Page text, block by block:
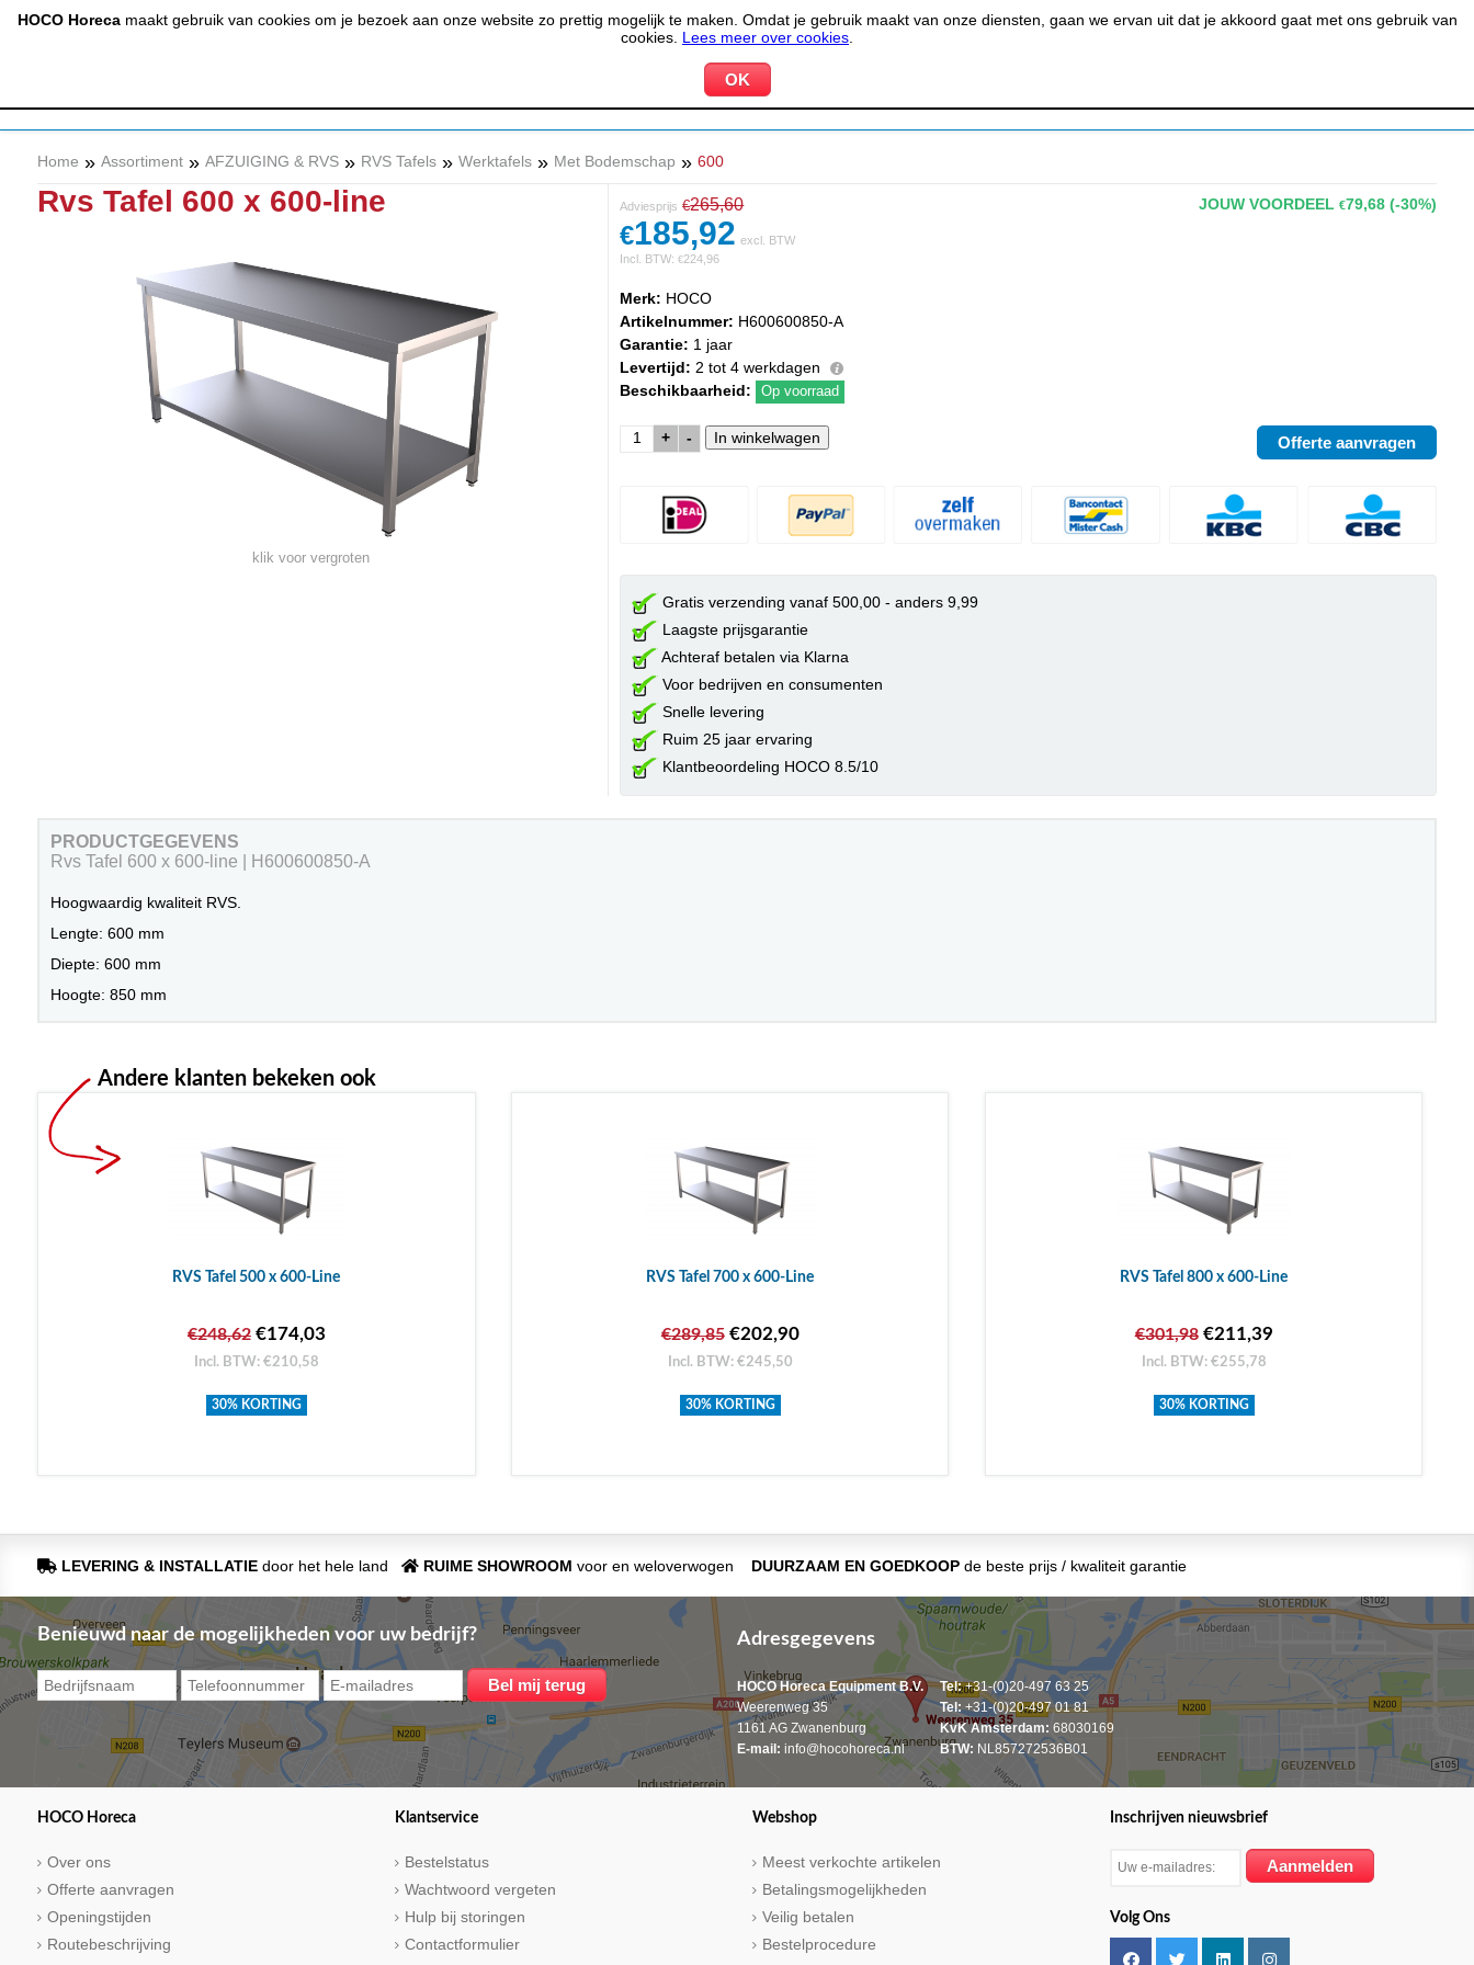
HOCO Horecamaakt gebruik van cookies om je bezoek aan onze website zo prettig mogelijk te maken. Omdat je gebruik maakt van onze diensten, gaan we ervan uit dat je akkoord gaat met ons gebruik van
cookies. Lees meer over cookies
(020) 497 6325 info@hocohoreca.nl MIJN ACCOUNT BESTELSTATUS 0 WINKELWAGEN
KOELEN &
Home » Assortiment » AFZUIGING & RVS » RVS Tafels » Werktafels » Met Bodemschap » 600
Rvs Tafel 600 x 600-line
klik voor vergroten
Adviesprijs €265,60 JOUW VOORDEEL€79,68 (-30%)
€185,92 excl. BTW
Incl. BTW:€224,96
Merk: HOCO
Artikelnummer: H600600850-A
Garantie: 1 jaar
Levertijd: 2 tot 4 werkdagen
Beschikbaarheid:
Op voorraad
+ -
Gratis verzending vanaf 500,00 - anders 9,99
Laagste prijsgarantie
Achteraf betalen via Klarna
Voor bedrijven en consumenten
Snelle levering
Ruim 25 jaar ervaring
Klantbeoordeling HOCO 8.5/10
PRODUCTGEGEVENS
Rvs Tafel 600 x 600-line | H600600850-A
Hoogwaardig kwaliteit RVS.
Lengte: 600 mm
Diepte: 600 mm
Hoogte: 850 mm
Andere klanten bekeken ook
RVS Tafel 500 x 600-Line
€248,62€174,03
Incl. BTW: €210,58
30% KORTING
RVS Tafel 700 x 600-Line
€289,85€202,90
Incl. BTW: €245,50
30% KORTING
RVS Tafel 800 x 600-Line
€301,98€211,39
Incl. BTW: €255,78
30% KORTING
LEVERING & INSTALLATIEdoor het hele land RUIME SHOWROOM voor en weloverwogen DUURZAAM EN GOEDKOOPde beste prijs / kwaliteit garantie
Benieuwd naar de mogelijkheden voor uw bedrijf? Adresgegevens
HOCO Horeca Equipment B.V.
Weerenweg 35
1161 AG Zwanenburg
E-mail: info@hocohoreca.nl
Tel:+31-(0)20-497 63 25
Tel:+31-(0)20-497 01 81
KvK Amsterdam: 68030169
BTW: NL857272536B01
HOCO Horeca
Over ons
Offerte aanvragen
Openingstijden
Routebeschrijving
Klantservice
Bestelstatus
Wachtwoord vergeten
Hulp bij storingen
Contactformulier
Webshop
Meest verkochte artikelen
Betalingsmogelijkheden
Veilig betalen
Bestelprocedure
Inschrijven nieuwsbrief
Volg Ons